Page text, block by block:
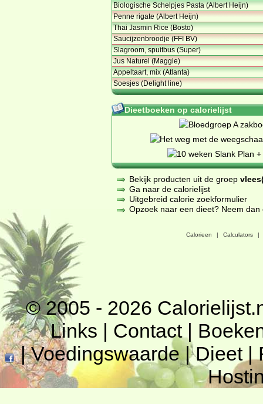
Biologische Schelpjes Pasta (Albert Heijn)
Penne rigate (Albert Heijn)
Thai Jasmin Rice (Bosto)
Saucijzenbroodje (FFI BV)
Slagroom, spuitbus (Super)
Jus Naturel (Maggie)
Appeltaart, mix (Atlanta)
Soesjes (Delight line)
Dieetboeken op calorielijst
Bekijk producten uit de groep
Ga naar de calorielijst
Uitgebreid calorie zoekformulier
Opzoek naar een dieet? Neem
Calorieen | Calculators |
© 2005 - 2026
Links | Contact|
|Voedingswaarde|Dieet|